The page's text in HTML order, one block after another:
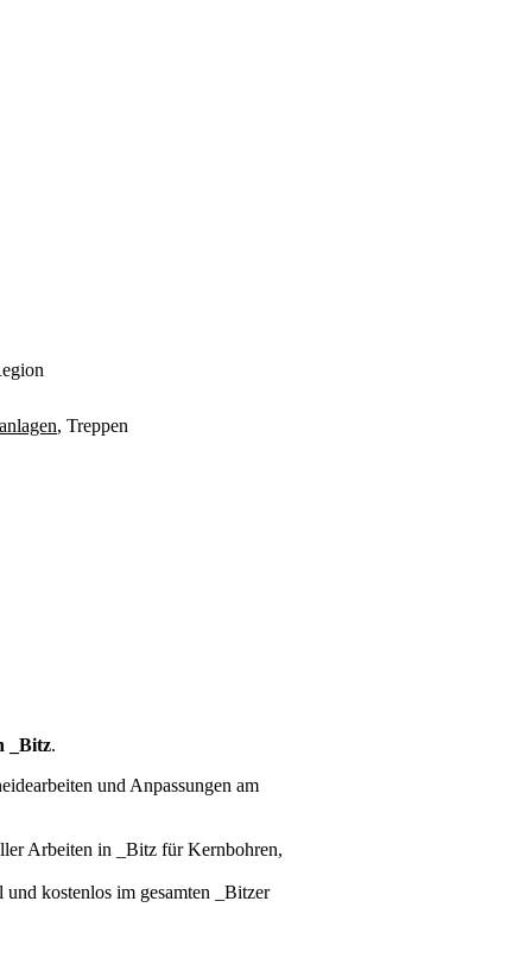
, Treppen
_Bitz.
und Anpassungen am
Arbeiten in _Bitz für Kernbohren,
kostenlos im gesamten _Bitzer